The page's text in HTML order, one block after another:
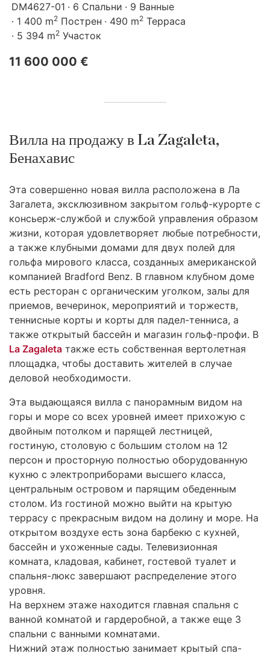
DM4627-01 6 Спальни
9 Ванные
1 400 m2 Пострен 490 m2 Терраса
5 394 m2 Участок
11 600 000 €
Вилла на продажу в La Zagaleta,
Бенахавис
Эта совершенно новая вилла расположена в Ла
Загалета, эксклюзивном закрытом гольф-курорте с
консьерж-службой и службой управления образом
жизни, которая удовлетворяет любые потребности,
а также клубными домами для двух полей для
гольфа мирового класса, созданных американской
компанией Bradford Benz. В главном клубном доме
есть ресторан с органическим уголком, залы для
приемов, вечеринок, мероприятий и торжеств,
теннисные корты и корты для падел-тенниса, а
также открытый бассейн и магазин гольф-профи. В
La Zagaleta также есть собственная вертолетная
площадка, чтобы доставить жителей в случае
деловой необходимости.
Эта выдающаяся вилла с панорамным видом на
горы и море со всех уровней имеет прихожую с
двойным потолком и парящей лестницей,
гостиную, столовую с большим столом на 12
персон и просторную полностью оборудованную
кухню с электроприборами высшего класса,
центральным островом и парящим обеденным
столом. Из гостиной можно выйти на крытую
террасу с прекрасным видом на долину и море. На
открытом воздухе есть зона барбекю с кухней,
бассейн и ухоженные сады. Телевизионная
комната, кладовая, кабинет, гостевой туалет и
спальня-люкс завершают распределение этого
уровня.
На верхнем этаже находится главная спальня с
ванной комнатой и гардеробной, а также еще 3
спальни с ванными комнатами.
Нижний этаж полностью занимает крытый спа-